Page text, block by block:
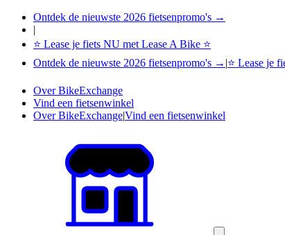
Ontdek de nieuwste 2026 fietsenpromo's →
|
⭐ Lease je fiets NU met Lease A Bike ⭐
Ontdek de nieuwste 2026 fietsenpromo's → |⭐ Lease je
Over BikeExchange
Vind een fietsenwinkel
Over BikeExchange|Vind een fietsenwinkel